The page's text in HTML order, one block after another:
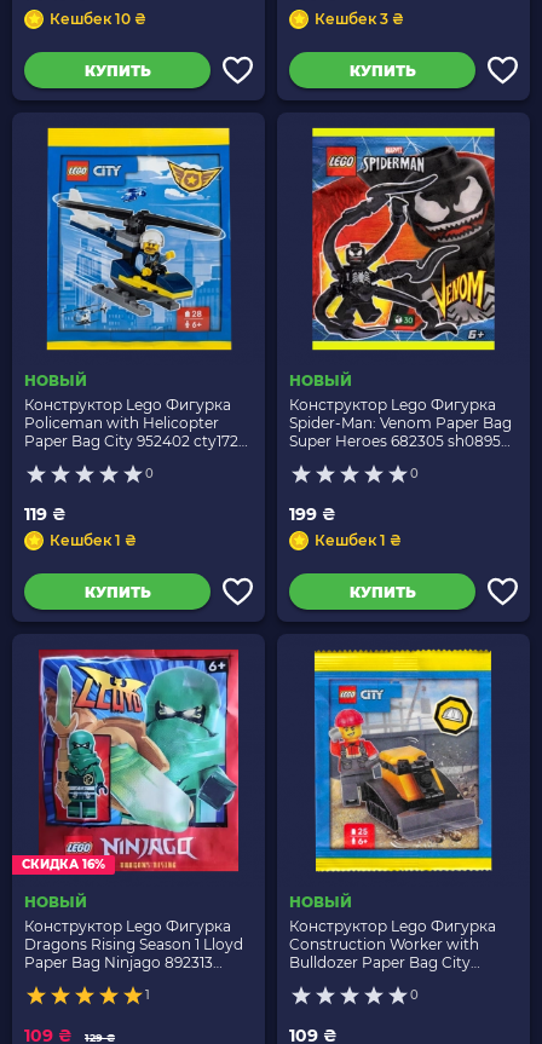
Кешбек 10 ₴
КУПИТЬ
Кешбек 3 ₴
КУПИТЬ
НОВЫЙ
Конструктор Lego Фигурка
Policeman with Helicopter
Paper Bag City 952402 cty1728
0
119 ₴
Кешбек 1 ₴
КУПИТЬ
НОВЫЙ
Конструктор Lego Фигурка
Spider-Man: Venom Paper Bag
Super Heroes 682305 sh0895
0
199 ₴
Кешбек 1 ₴
КУПИТЬ
СКИДКА 16%
НОВЫЙ
Конструктор Lego Фигурка
Dragons Rising Season 1 Lloyd
Paper Bag Ninjago 892313
1
129 ₴
109 ₴
НОВЫЙ
Конструктор Lego Фигурка
Construction Worker with
Bulldozer Paper Bag City
0
109 ₴